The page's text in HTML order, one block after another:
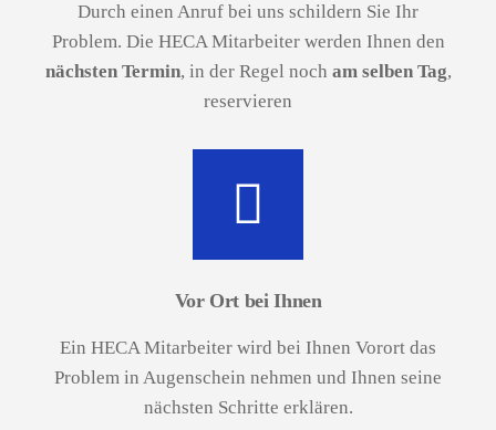
Durch einen Anruf bei uns schildern Sie Ihr
Problem. Die HECA Mitarbeiter werden Ihnen den
nächsten Termin, in der Regel noch am selben Tag,
reservieren
Vor Ort bei Ihnen
Ein HECA Mitarbeiter wird bei Ihnen Vorort das
Problem in Augenschein nehmen und Ihnen seine
nächsten Schritte erklären.